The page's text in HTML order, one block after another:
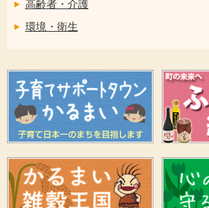
高齢者・介護
環境・衛生